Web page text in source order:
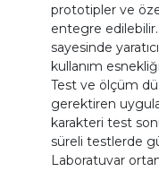
prototipler ve
entegre
sayesinde
kullanım
Test ve ölçüm
gerektiren
karakteri test
süreli testlerde
Laboratuvar